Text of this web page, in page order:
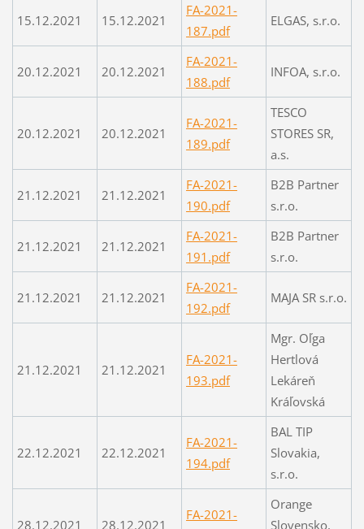
15.12.2021 15.12.2021
FA-2021-
187.pdf
ELGAS, s.r.o.
20.12.2021 20.12.2021
FA-2021-
188.pdf
INFOA, s.r.o.
20.12.2021 20.12.2021
FA-2021-
189.pdf
TESCO
STORES SR,
a.s.
21.12.2021 21.12.2021
FA-2021-
190.pdf
B2B Partner
s.r.o.
21.12.2021 21.12.2021
FA-2021-
191.pdf
B2B Partner
s.r.o.
21.12.2021 21.12.2021
FA-2021-
192.pdf
MAJA SR s.r.o.
21.12.2021 21.12.2021
FA-2021-
193.pdf
Mgr. Oľga
Hertlová
Lekáreň
Kráľovská
22.12.2021 22.12.2021
FA-2021-
194.pdf
BAL TIP
Slovakia,
s.r.o.
28.12.2021 28.12.2021
FA-2021-
Orange
Slovensko,